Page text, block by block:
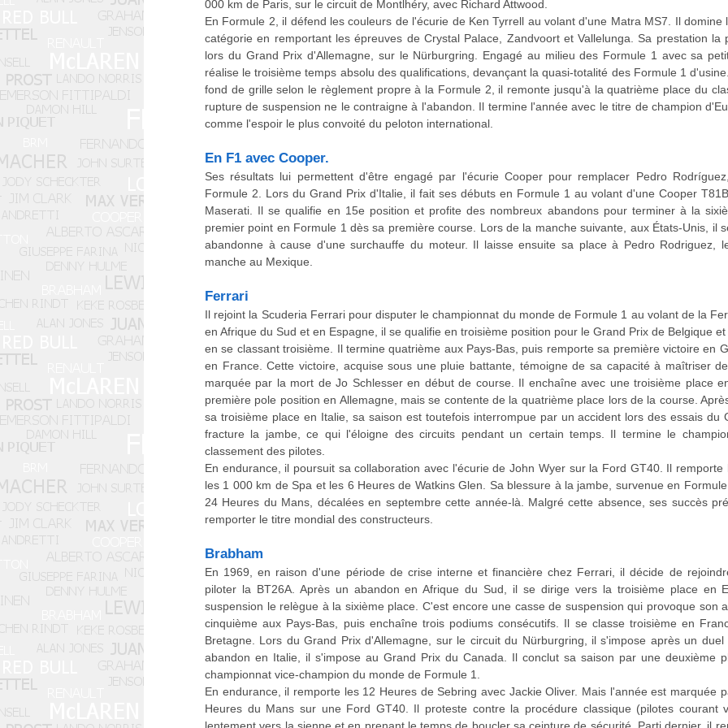
000 km de Paris, sur le circuit de Montlhéry, avec Richard Attwood.
En Formule 2, il défend les couleurs de l'écurie de Ken Tyrrell au volant d'une Matra MS7. Il
catégorie en remportant les épreuves de Crystal Palace, Zandvoort et Vallelunga. Sa prestation
lors du Grand Prix d'Allemagne, sur le Nürburgring. Engagé au milieu des Formule 1 avec sa
réalise le troisième temps absolu des qualifications, devançant la quasi-totalité des Formule 1
fond de grille selon le règlement propre à la Formule 2, il remonte jusqu'à la quatrième place du
rupture de suspension ne le contraigne à l'abandon. Il termine l'année avec le titre de champion
comme l'espoir le plus convoité du peloton international.
En F1 avec Cooper.
Ses résultats lui permettent d'être engagé par l'écurie Cooper pour remplacer Pedro
Formule 2. Lors du Grand Prix d'Italie, il fait ses débuts en Formule 1 au volant d'une Cooper
Maserati. Il se qualifie en 15e position et profite des nombreux abandons pour terminer à la
premier point en Formule 1 dès sa première course. Lors de la manche suivante, aux États-Unis, il
abandonne à cause d'une surchauffe du moteur. Il laisse ensuite sa place à Pedro Rodriguez,
manche au Mexique.
Ferrari
Il rejoint la Scuderia Ferrari pour disputer le championnat du monde de Formule 1 au volant de la
en Afrique du Sud et en Espagne, il se qualifie en troisième position pour le Grand Prix de Belgique
en se classant troisième. Il termine quatrième aux Pays-Bas, puis remporte sa première victoire en
en France. Cette victoire, acquise sous une pluie battante, témoigne de sa capacité à maîtriser
marquée par la mort de Jo Schlesser en début de course. Il enchaîne avec une troisième place
première pole position en Allemagne, mais se contente de la quatrième place lors de la course.
sa troisième place en Italie, sa saison est toutefois interrompue par un accident lors des essais du
fracture la jambe, ce qui l'éloigne des circuits pendant un certain temps. Il termine le
classement des pilotes.
En endurance, il poursuit sa collaboration avec l'écurie de John Wyer sur la Ford GT40. Il
les 1 000 km de Spa et les 6 Heures de Watkins Glen. Sa blessure à la jambe, survenue en
24 Heures du Mans, décalées en septembre cette année-là. Malgré cette absence, ses succès
remporter le titre mondial des constructeurs.
Brabham
En 1969, en raison d'une période de crise interne et financière chez Ferrari, il décide de
piloter la BT26A. Après un abandon en Afrique du Sud, il se dirige vers la troisième place en
suspension le relègue à la sixième place. C'est encore une casse de suspension qui provoque son
cinquième aux Pays-Bas, puis enchaîne trois podiums consécutifs. Il se classe troisième en
Bretagne. Lors du Grand Prix d'Allemagne, sur le circuit du Nürburgring, il s'impose après un
abandon en Italie, il s'impose au Grand Prix du Canada. Il conclut sa saison par une deuxième
championnat vice-champion du monde de Formule 1.
En endurance, il remporte les 12 Heures de Sebring avec Jackie Oliver. Mais l'année est marquée
Heures du Mans sur une Ford GT40. Il proteste contre la procédure classique (pilotes courant